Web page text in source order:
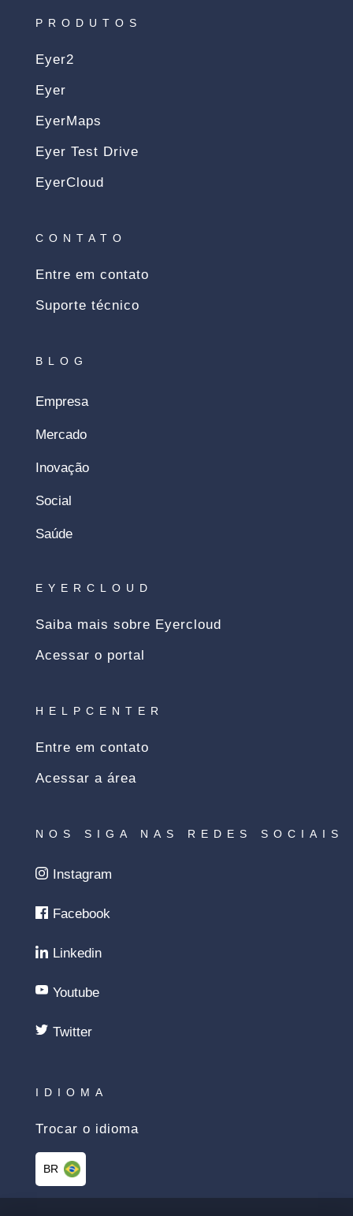
PRODUTOS
Eyer2
Eyer
EyerMaps
Eyer Test Drive
EyerCloud
CONTATO
Entre em contato
Suporte técnico
BLOG
Empresa
Mercado
Inovação
Social
Saúde
EYERCLOUD
Saiba mais sobre Eyercloud
Acessar o portal
HELPCENTER
Entre em contato
Acessar a área
NOS SIGA NAS REDES SOCIAIS
Instagram
Facebook
Linkedin
Youtube
Twitter
IDIOMA
Trocar o idioma
BR